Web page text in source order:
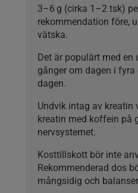
3–6 g (cirka 1–2 tsk)
rekommendation före,
vätska.
Det är populärt med
gånger om dagen i
dagen.
Undvik intag av
kreatin med koffein på
nervsystemet.
Kosttillskott bör inte
Rekommenderad dos
mångsidig och